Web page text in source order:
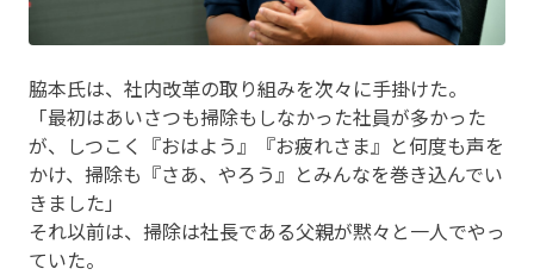
脇本氏は、社内改革の取り組みを次々に手掛けた。
「最初はあいさつも掃除もしなかった社員が多かった
が、しつこく『おはよう』『お疲れさま』と何度も声を
かけ、掃除も『さあ、やろう』とみんなを巻き込んでい
きました」
それ以前は、掃除は社長である父親が黙々と一人でやっ
ていた。